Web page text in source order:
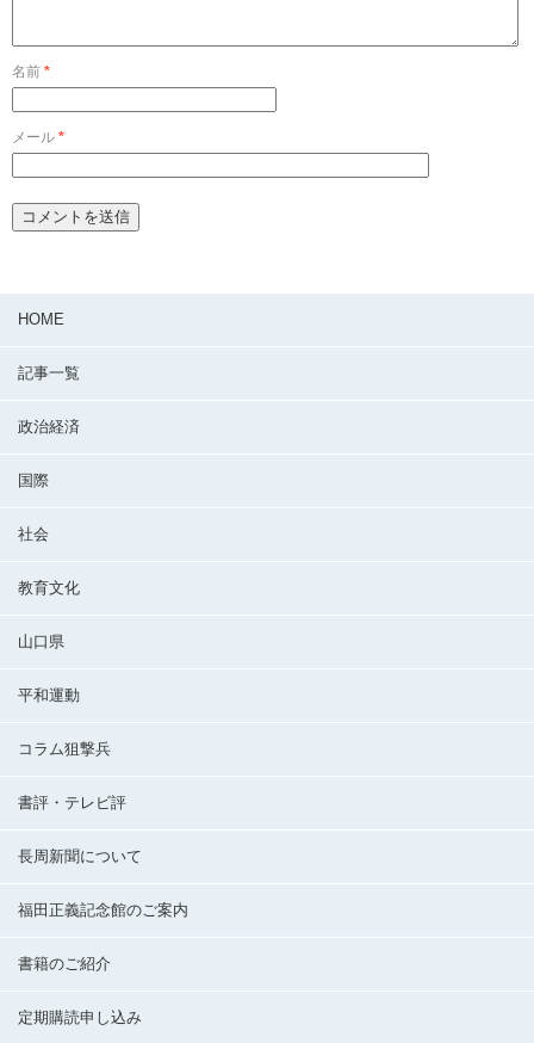
名前 *
メール *
HOME
記事一覧
政治経済
国際
社会
教育文化
山口県
平和運動
コラム狙撃兵
書評・テレビ評
長周新聞について
福田正義記念館のご案内
書籍のご紹介
定期購読申し込み